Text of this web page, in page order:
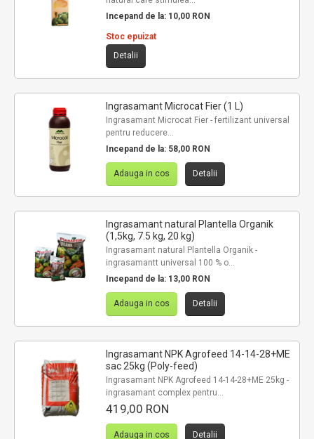
Incepand de la: 10,00 RON
Stoc epuizat
Detalii
Ingrasamant Microcat Fier (1 L)
Ingrasamant Microcat Fier - fertilizant universal
pentru reducere...
Incepand de la: 58,00 RON
Adauga in cos Detalii
Ingrasamant natural Plantella Organik
(1,5kg, 7.5 kg, 20 kg)
Ingrasamant natural Plantella Organik -
ingrasamantt universal 100 % o...
Incepand de la: 13,00 RON
Adauga in cos Detalii
Ingrasamant NPK Agrofeed 14-14-28+ME
sac 25kg (Poly-feed)
Ingrasamant NPK Agrofeed 14-14-28+ME 25kg -
ingrasamant complex pentru...
419,00 RON
Adauga in cos Detalii